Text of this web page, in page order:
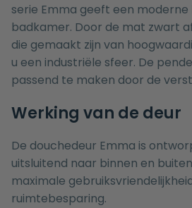
serie Emma geeft een moderne
badkamer. Door de mat zwart
die gemaakt zijn van
u een industriële sfeer. De
passend te maken door de
Werking van de deur
De douchedeur Emma is
uitsluitend naar binnen en
maximale
ruimtebesparing.